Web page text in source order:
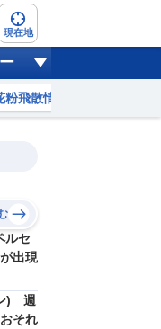
現在地
粉飛散情報
9
0ミリ
ルセ
出現
) 週
それ